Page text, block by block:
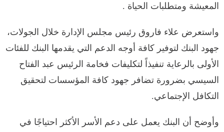
المعيشة ومتطلبات الحياة .
واستعرض علاء فاروق رئيس مجلس الإدارة خلال الجولات،
جهود البنك لتوفير كافة أوجه الدعم التي يقدمها البنك للفئات
الأولى بالرعاية تنفيذاً لتكليفات فخامة الرئيس عبد الفتاح
السيسي بضرورة تضافر جهود كافة المؤسسات لتحقيق
التكافل الإجتماعي.
وأوضح أن البنك يعمل على دعم الأسر الأكثر احتياجًا في